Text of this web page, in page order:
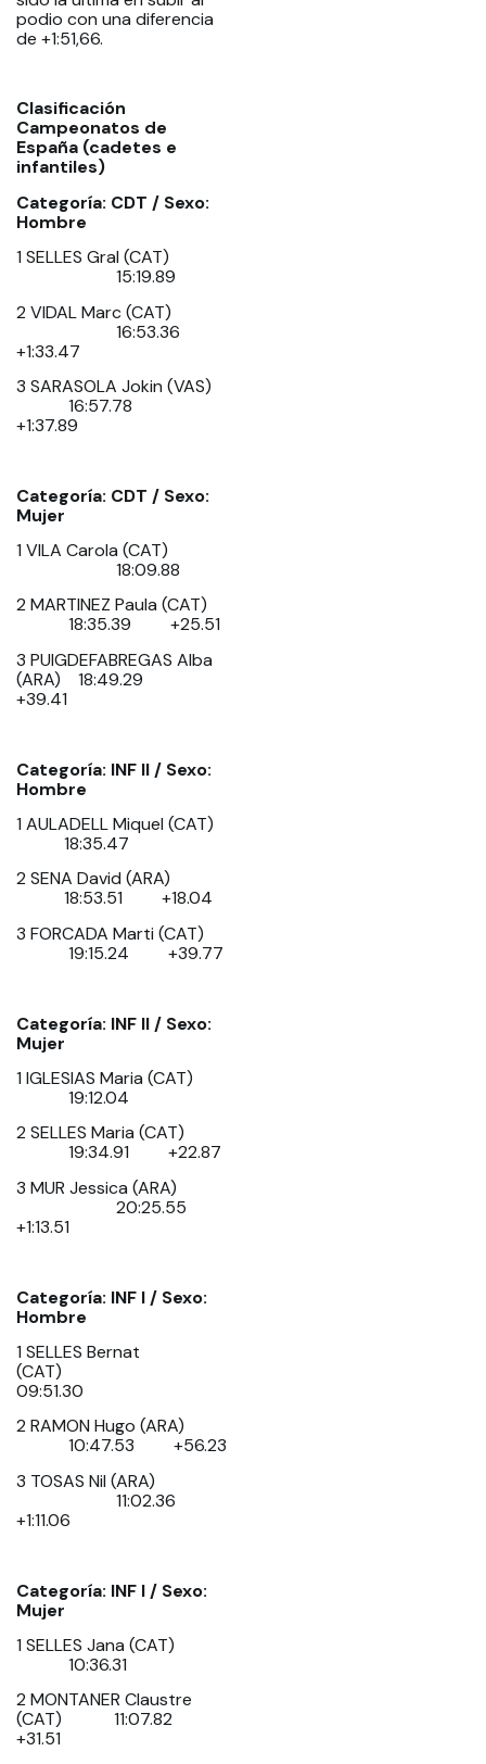
podio con una diferencia
de +1:51,66.
Clasificación
Campeonatos de
España (cadetes e
infantiles)
Categoría: CDT / Sexo:
Hombre
1 SELLES Gral (CAT)
15:19.89
2 VIDAL Marc (CAT)
16:53.36
+1:33.47
3 SARASOLA Jokin (VAS)
16:57.78
+1:37.89
Categoría: CDT / Sexo:
Mujer
1 VILA Carola (CAT)
18:09.88
2 MARTINEZ Paula (CAT)
18:35.39 +25.51
3 PUIGDEFABREGAS Alba
(ARA) 18:49.29
+39.41
Categoría: INF II / Sexo:
Hombre
1 AULADELL Miquel (CAT)
18:35.47
2 SENA David (ARA)
18:53.51 +18.04
3 FORCADA Marti (CAT)
19:15.24 +39.77
Categoría: INF II / Sexo:
Mujer
1 IGLESIAS Maria (CAT)
19:12.04
2 SELLES Maria (CAT)
19:34.91 +22.87
3 MUR Jessica (ARA)
20:25.55
+1:13.51
Categoría: INF I / Sexo:
Hombre
1 SELLES Bernat
(CAT)
09:51.30
2 RAMON Hugo (ARA)
10:47.53 +56.23
3 TOSAS Nil (ARA)
11:02.36
+1:11.06
Categoría: INF I / Sexo:
Mujer
1 SELLES Jana (CAT)
10:36.31
2 MONTANER Claustre
(CAT) 11:07.82
+31.51